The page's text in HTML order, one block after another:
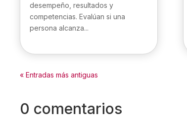
desempeño, resultados y
competencias. Evalúan si una
persona alcanza...
« Entradas más antiguas
0 comentarios